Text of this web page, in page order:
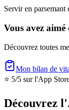
Servir en parsemant
Vous avez aimé
Découvrez toutes
Mon bilan de
⭐ 5/5 sur l'App
Découvrez